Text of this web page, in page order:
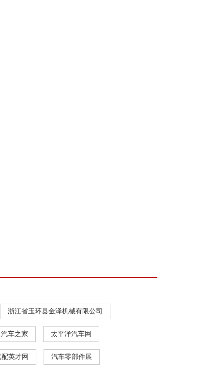
浙江省玉环县金泽机械有限公司
汽车之家 太平洋汽车网
配英才网 汽车零部件展